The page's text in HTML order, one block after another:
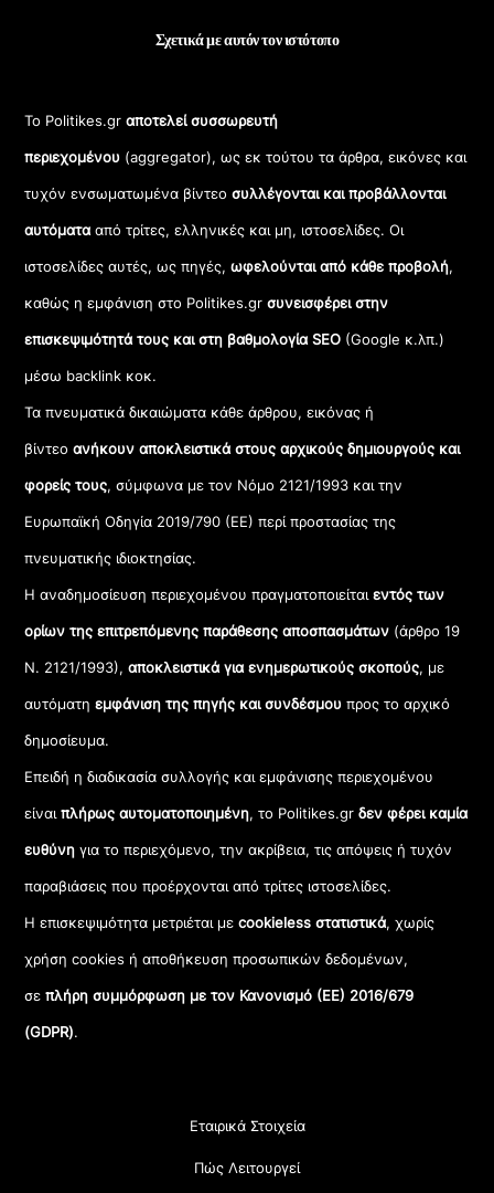
Σχετικά με αυτόν τον ιστότοπο
Το Politikes.grαποτελεί συσσωρευτή
περιεχομένου (aggregator), ως εκ τούτου τα άρθρα, εικόνες και
τυχόν ενσωματωμένα βίντεοσυλλέγονται και προβάλλονται
αυτόματααπό τρίτες, ελληνικές και μη, ιστοσελίδες. Οι
ιστοσελίδες αυτές, ως πηγές,ωφελούνται από κάθε προβολή,
καθώς η εμφάνιση στο Politikes.gr συνεισφέρει στην
επισκεψιμότητά τους και στη βαθμολογία SEO (Google κ.λπ.)
μέσω backlink κοκ.
Τα πνευματικά δικαιώματα κάθε άρθρου, εικόνας ή
βίντεοανήκουν αποκλειστικά στους αρχικούς δημιουργούς και
φορείς τους, σύμφωνα με τον Νόμο 2121/1993 και την
Ευρωπαϊκή Οδηγία 2019/790 (ΕΕ) περί προστασίας της
πνευματικής ιδιοκτησίας.
Η αναδημοσίευση περιεχομένου πραγματοποιείταιεντός των
ορίων της επιτρεπόμενης παράθεσης αποσπασμάτων (άρθρο 19
Ν. 2121/1993), αποκλειστικά για ενημερωτικούς σκοπούς, με
αυτόματηεμφάνιση της πηγής και συνδέσμου προς το αρχικό
δημοσίευμα.
Επειδή η διαδικασία συλλογής και εμφάνισης περιεχομένου
είναιπλήρως αυτοματοποιημένη, το Politikes.grδεν φέρει καμία
ευθύνη για το περιεχόμενο, την ακρίβεια, τις απόψεις ή τυχόν
παραβιάσεις που προέρχονται από τρίτες ιστοσελίδες.
Η επισκεψιμότητα μετριέται μεcookieless στατιστικά, χωρίς
χρήση cookies ή αποθήκευση προσωπικών δεδομένων,
σεπλήρη συμμόρφωση με τον Κανονισμό (ΕΕ) 2016/679
(GDPR).
Εταιρικά Στοιχεία
Πώς Λειτουργεί